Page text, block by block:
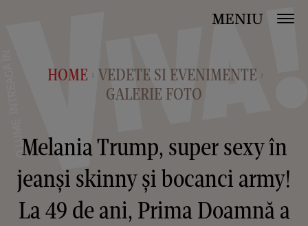
MENIU
HOME > VEDETE SI EVENIMENTE >
GALERIE FOTO
Melania Trump, super sexy în
jeanși skinny și bocanci army!
La 49 de ani, Prima Doamnă a